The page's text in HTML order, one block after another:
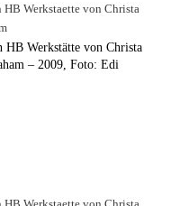
HB Werkstätte von Christa
– 2009, Foto: Edi